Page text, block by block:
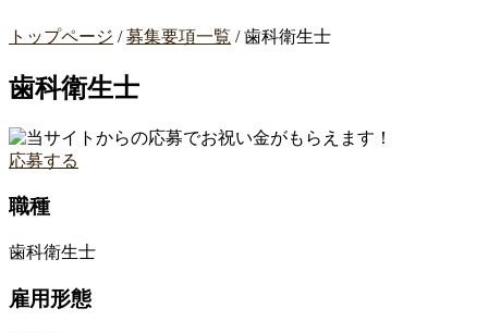
トップページ / 募集要項一覧 / 歯科衛生士
歯科衛生士
応募する
職種
歯科衛生士
雇用形態